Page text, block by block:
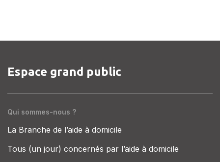
Espace grand public
Qui sommes-nous ?
La Branche de l’aide à domicile
Tous (un jour) concernés par l’aide à domicile